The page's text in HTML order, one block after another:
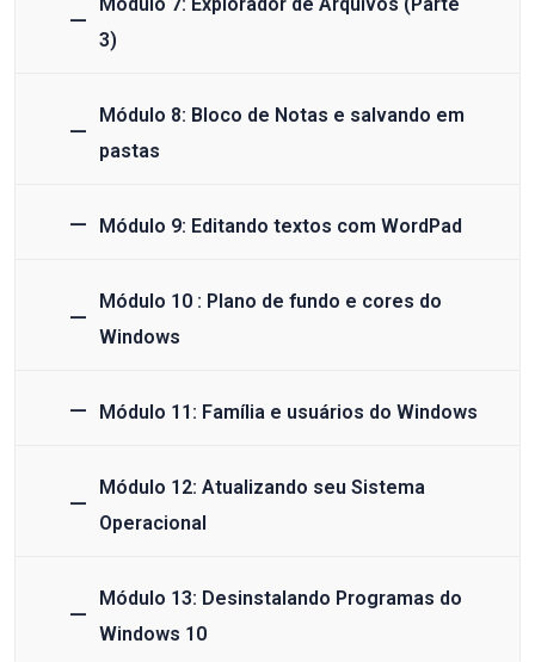
3)
Módulo 8: Bloco de Notas e salvando em
pastas
Módulo 9: Editando textos com WordPad
Módulo 10 : Plano de fundo e cores do
Windows
Módulo 11: Família e usuários do Windows
Módulo 12: Atualizando seu Sistema
Operacional
Módulo 13: Desinstalando Programas do
Windows 10